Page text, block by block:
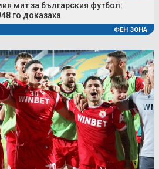
мит за българския футбол:
го доказаха
ФЕН ЗОНА